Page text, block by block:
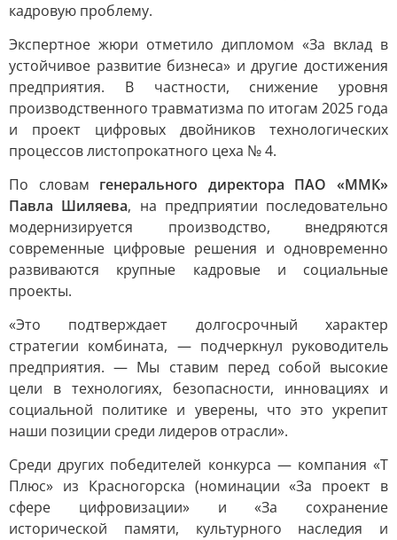
кадровую проблему.
Экспертное жюри отметило дипломом «За вклад в
устойчивое развитие бизнеса» и другие достижения
предприятия. В частности, снижение уровня
производственного травматизма по итогам 2025 года
и проект цифровых двойников технологических
процессов листопрокатного цеха № 4.
По словам генерального директора ПАО «ММК»
Павла Шиляева, на предприятии последовательно
модернизируется производство, внедряются
современные цифровые решения и одновременно
развиваются крупные кадровые и социальные
проекты.
«Это подтверждает долгосрочный характер
стратегии комбината, — подчеркнул руководитель
предприятия. — Мы ставим перед собой высокие
цели в технологиях, безопасности, инновациях и
социальной политике и уверены, что это укрепит
наши позиции среди лидеров отрасли».
Среди других победителей конкурса — компания «Т
Плюс» из Красногорска (номинации «За проект в
сфере цифровизации» и «За сохранение
исторической памяти, культурного наследия и